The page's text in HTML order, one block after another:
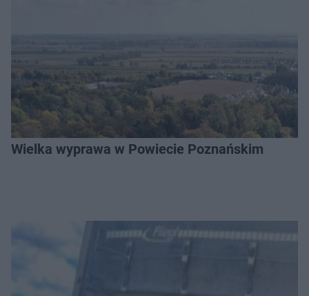
Wielka wyprawa w Powiecie Poznańskim